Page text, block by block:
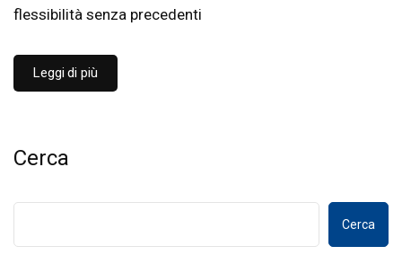
flessibilità senza precedenti
Leggi di più
Cerca
Cerca